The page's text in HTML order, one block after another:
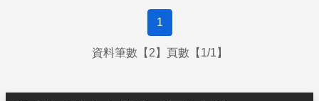
1
資料筆數【2】頁數【1/1】